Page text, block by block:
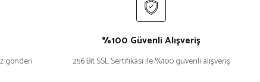
gönderi
%100 Güvenli Alışveriş
256 Bit SSL Sertifikası ile %100 güvenli alışveriş